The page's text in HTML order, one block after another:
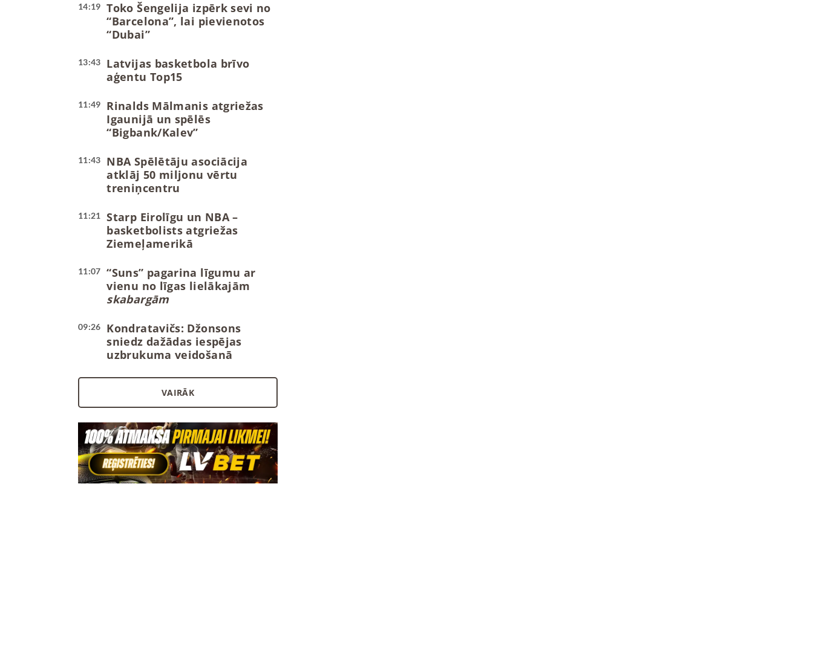
14:19
Toko Šengelija izpērk sevi no
“Barcelona”, lai pievienotos
“Dubai”
13:43
Latvijas basketbola brīvo
aģentu Top15
11:49
Rinalds Mālmanis atgriežas
Igaunijā un spēlēs
“Bigbank/Kalev”
11:43
NBA Spēlētāju asociācija
atklāj 50 miljonu vērtu
treniņcentru
11:21
Starp Eirolīgu un NBA –
basketbolists atgriežas
Ziemeļamerikā
11:07
“Suns” pagarina līgumu ar
vienu no līgas lielākajām
skabargām
09:26
Kondratavičs: Džonsons
sniedz dažādas iespējas
uzbrukuma veidošanā
VAIRĀK